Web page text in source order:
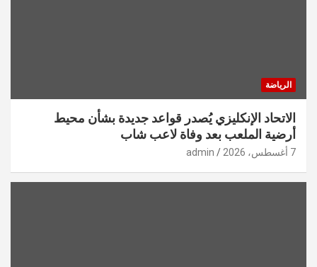
الرياضة
الاتحاد الإنكليزي يُصدر قواعد جديدة بشأن محيط
أرضية الملعب بعد وفاة لاعب شاب
7 أغسطس، 2026 admin